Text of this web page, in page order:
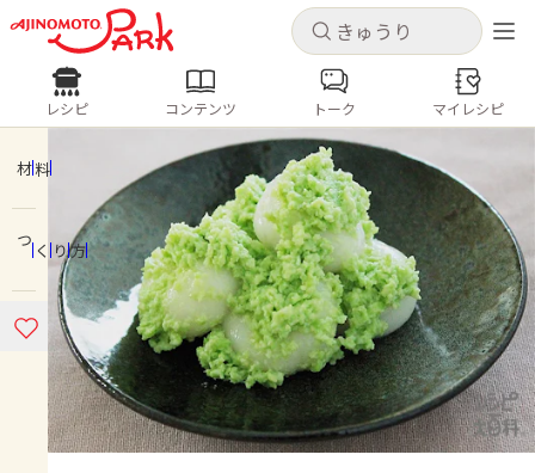
キャンセル
ログインするとレシピを保存できます
ログイン 新規登録
ホーム
コンテンツ
レシピ
キャンセル
レシピ コンテンツ
人気の食材・レシピ
きゅうり なす トマト
とうもろこし
ピーマン
みょうが ゴーヤ
レシピ コンテンツ トーク マイレシピ
材料
つくり方